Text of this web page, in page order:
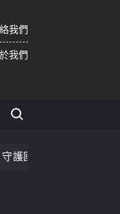
我們
我們
Search for: